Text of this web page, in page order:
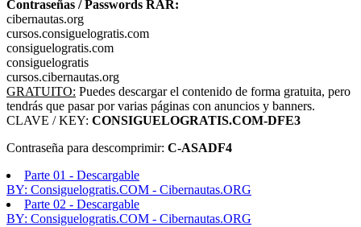
Contraseñas / Passwords RAR:
cibernautas.org
cursos.consiguelogratis.com
consiguelogratis.com
consiguelogratis
cursos.cibernautas.org
GRATUITO: Puedes descargar el contenido de forma gratuita, pero
tendrás que pasar por varias páginas con anuncios y banners.
CLAVE / KEY: CONSIGUELOGRATIS.COM-DFE3
Contraseña para descomprimir: C-ASADF4
Parte 01 - Descargable
BY: Consiguelogratis.COM - Cibernautas.ORG
Parte 02 - Descargable
BY: Consiguelogratis.COM - Cibernautas.ORG